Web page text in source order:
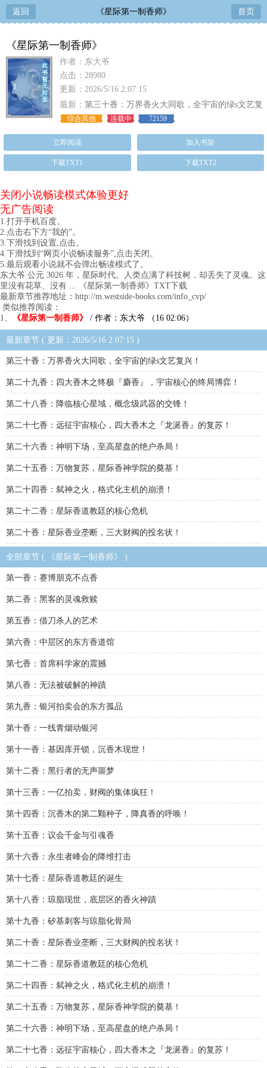
返回 《星际第一制香师》 首页
《星际第一制香师》
作者：东大爷
点击：28980
更新：2026/5/16 2:07:15
最新： 第三十香：万界香火大同歌，全宇宙的绿s文艺复
兴！综合其他 连载中 72159
立即阅读 加入书架
下载TXT1 下载TXT2
关闭小说畅读模式体验更好
无广告阅读
1.打开手机百度。
2.点击右下方“我的”。
3.下滑找到设置,点击。
4.下滑找到“网页小说畅读服务”,点击关闭。
5.最后观看小说就不会弹出畅读模式了。
东大爷 公元 3026 年，星际时代。人类点满了科技树，却丢失了灵魂。这
里没有花草、没有 ... 《星际第一制香师》TXT下载
最新章节推荐地址：http://m.westside-books.com/info_cvp/
类似推荐阅读：
1、
《星际第一制香师》 / 作者：东大爷 （16 02:06）
最新章节 ( 更新：2026/5/16 2:07:15 )
第三十香：万界香火大同歌，全宇宙的绿s文艺复兴！
第二十九香：四大香木之终极『麝香』，宇宙核心的终局博弈！
第二十八香：降临核心星域，概念级武器的交锋！
第二十七香：远征宇宙核心，四大香木之『龙涎香』的复苏！
第二十六香：神明下场，至高星盘的绝户杀局！
第二十五香：万物复苏，星际香神学院的奠基！
第二十四香：弑神之火，格式化主机的崩溃！
第二十二香：星际香道教廷的核心危机
第二十香：星际香业垄断，三大财阀的投名状！
全部章节 ( 《星际第一制香师》 )
第一香：赛博朋克不点香
第二香：黑客的灵魂救赎
第五香：借刀杀人的艺术
第六香：中层区的东方香道馆
第七香：首席科学家的震撼
第八香：无法被破解的神蹟
第九香：银河拍卖会的东方孤品
第十香：一线青烟动银河
第十一香：基因库开锁，沉香木现世！
第十二香：黑行者的无声噩梦
第十三香：一亿拍卖，财阀的集体疯狂！
第十四香：沉香木的第二颗种子，降真香的呼唤！
第十五香：议会千金与引魂香
第十六香：永生者峰会的降维打击
第十七香：星际香道教廷的诞生
第十八香：琼脂现世，底层区的香火神蹟
第十九香：矽基刺客与琼脂化骨局
第二十香：星际香业垄断，三大财阀的投名状！
第二十二香：星际香道教廷的核心危机
第二十四香：弑神之火，格式化主机的崩溃！
第二十五香：万物复苏，星际香神学院的奠基！
第二十六香：神明下场，至高星盘的绝户杀局！
第二十七香：远征宇宙核心，四大香木之『龙涎香』的复苏！